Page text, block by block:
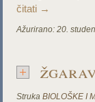
čitati →
Ažurirano: 20.
Struka BIOLOŠKE I